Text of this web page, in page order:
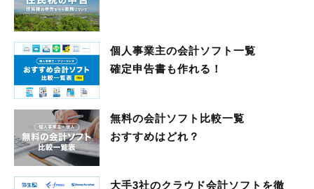
個人事業主の会計ソフト一覧
確定申告書も作れる！
無料の会計ソフト比較一覧
おすすめはどれ？
大手3社のクラウド会計ソフトを徹